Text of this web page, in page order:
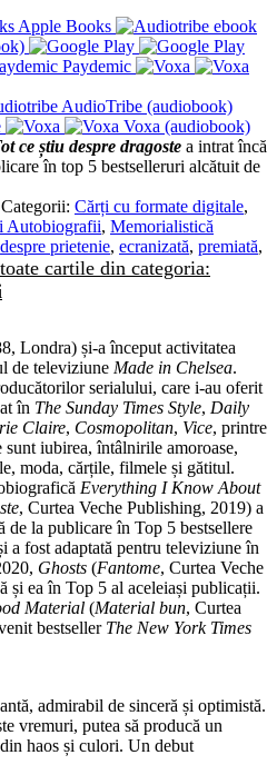
Apple Books
Paydemic
AudioTribe (audiobook)
Voxa (audiobook)
ce știu despre dragoste a intrat încă
în top 5 bestselleruri alcătuit de
Categorii: Cărți cu formate digitale,
Autobiografii, Memorialistică
despre prietenie, ecranizată, premiată,
cartile din categoria:
Londra) și-a început activitatea
de televiziune Made in Chelsea.
serialului, care i-au oferit
în The Sunday Times Style, Daily
Claire, Cosmopolitan, Vice, printre
sunt iubirea, întâlnirile amoroase,
moda, cărțile, filmele și gătitul.
Everything I Know About
, Curtea Veche Publishing, 2019) a
de la publicare în Top 5 bestsellere
a fost adaptată pentru televiziune în
Ghosts (Fantome, Curtea Veche
și ea în Top 5 al aceleiași publicații.
Material (Material bun, Curtea
bestseller The New York Times
admirabil de sinceră și optimistă.
vremuri, putea să producă un
haos și culori. Un debut